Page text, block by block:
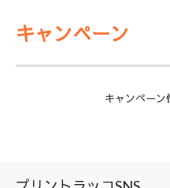
キャンペーン
キャンペーン